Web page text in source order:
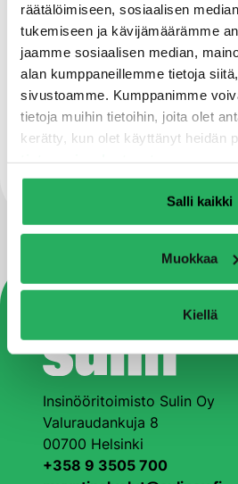
räätälöimiseen, sosiaalisen
tukemiseen ja kävijämäärämme
jaamme sosiaalisen median,
alan kumppaneillemme tietoja
sivustoamme. Kumppanimme
tietoja muihin tietoihin, joita olet
kerätty, kun olet käyttänyt heidän
Salli kaikki
Muokkaa
Kiellä
Aquafin -i380 –
kapillaari­katkojen
Aquafin i380 on
veden nousun estämiseksi
LUE LISÄÄ
Insinööritoimisto Sulin Oy
Valuraudankuja 8
00700 Helsinki
+358 9 3505 700